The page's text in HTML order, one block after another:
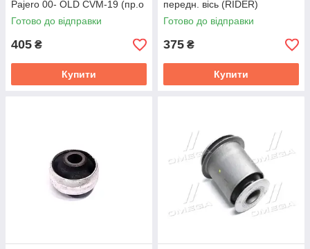
Pajero 00- OLD CVM-19 (пр.о
CTR) GV0369
Готово до відправки
405 ₴
Купити
передн. вісь (RIDER)
RD.3445985429
Готово до відправки
375 ₴
Купити